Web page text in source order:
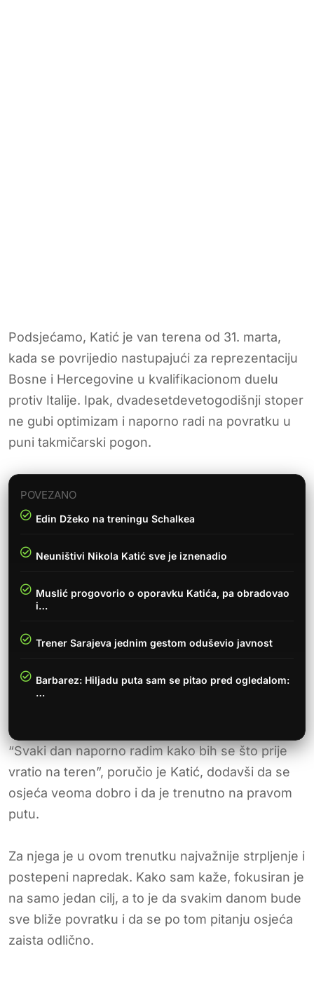
Podsjećamo, Katić je van terena od 31. marta,
kada se povrijedio nastupajući za reprezentaciju
Bosne i Hercegovine u kvalifikacionom duelu
protiv Italije. Ipak, dvadesetdevetogodišnji stoper
ne gubi optimizam i naporno radi na povratku u
puni takmičarski pogon.
POVEZANO
Edin Džeko na treningu Schalkea
Neuništivi Nikola Katić sve je iznenadio
Muslić progovorio o oporavku Katića, pa obradovao
i…
Trener Sarajeva jednim gestom oduševio javnost
Barbarez: Hiljadu puta sam se pitao pred ogledalom:
…
“Svaki dan naporno radim kako bih se što prije
vratio na teren”, poručio je Katić, dodavši da se
osjeća veoma dobro i da je trenutno na pravom
putu.
Za njega je u ovom trenutku najvažnije strpljenje i
postepeni napredak. Kako sam kaže, fokusiran je
na samo jedan cilj, a to je da svakim danom bude
sve bliže povratku i da se po tom pitanju osjeća
zaista odlično.